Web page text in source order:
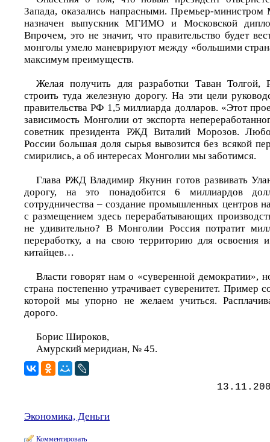
Запада, оказались напрасными. Премьер-
назначен выпускник МГИМО и Московской
Впрочем, это не значит, что правительство будет
монголы умело маневрируют между «большими
максимум преимуществ.
Желая получить для разработки Таван Толгой,
строить туда железную дорогу. На эти цели
правительства РФ 1,5 миллиарда долларов. «Этот
зависимость Монголии от экспорта
советник президента РЖД Виталий Морозов.
России большая доля сырья вывозится без всякой
смирились, а об интересах Монголии мы заботимся.
Глава РЖД Владимир Якунин готов развивать
дорогу, на это понадобится 6 миллиардов
сотрудничества – создание промышленных центров
с размещением здесь перерабатывающих
не удивительно? В Монголии Россия потратит
переработку, а на свою территорию для освоения и
китайцев…
Власти говорят нам о «суверенной демократии»,
страна постепенно утрачивает суверенитет. Пример
которой мы упорно не желаем учиться.
дорого.
Борис Широков,
Амурский меридиан, № 45.
Экономика, Деньги
Комментировать